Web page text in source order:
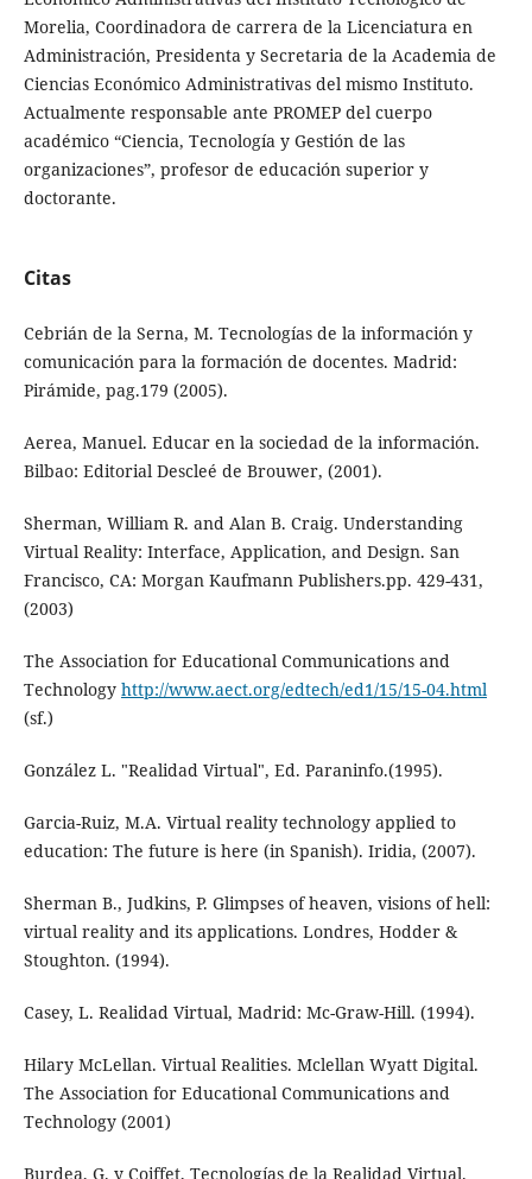
Morelia, Coordinadora de carrera de la Licenciatura en
Administración, Presidenta y Secretaria de la Academia de
Ciencias Económico Administrativas del mismo Instituto.
Actualmente responsable ante PROMEP del cuerpo
académico “Ciencia, Tecnología y Gestión de las
organizaciones”, profesor de educación superior y
doctorante.
Citas
Cebrián de la Serna, M. Tecnologías de la información y
comunicación para la formación de docentes. Madrid:
Pirámide, pag.179 (2005).
Aerea, Manuel. Educar en la sociedad de la información.
Bilbao: Editorial Descleé de Brouwer, (2001).
Sherman, William R. and Alan B. Craig. Understanding
Virtual Reality: Interface, Application, and Design. San
Francisco, CA: Morgan Kaufmann Publishers.pp. 429-431,
(2003)
The Association for Educational Communications and
Technology http://www.aect.org/edtech/ed1/15/15-04.html
(sf.)
González L. "Realidad Virtual", Ed. Paraninfo.(1995).
Garcia-Ruiz, M.A. Virtual reality technology applied to
education: The future is here (in Spanish). Iridia, (2007).
Sherman B., Judkins, P. Glimpses of heaven, visions of hell:
virtual reality and its applications. Londres, Hodder &
Stoughton. (1994).
Casey, L. Realidad Virtual, Madrid: Mc-Graw-Hill. (1994).
Hilary McLellan. Virtual Realities. Mclellan Wyatt Digital.
The Association for Educational Communications and
Technology (2001)
Burdea, G. y Coiffet, Tecnologías de la Realidad Virtual.